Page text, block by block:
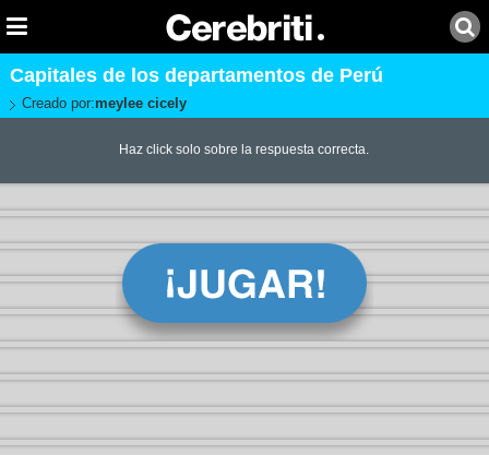
Capitales de los departamentos de Perú
Creado por:meylee cicely
Haz click solo sobre la respuesta correcta.